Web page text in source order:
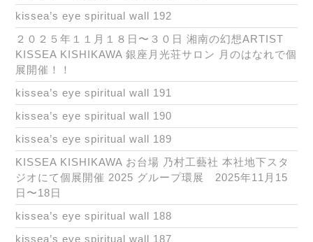
kissea’s eye spiritual wall 192
２０２５年１１月１８日〜３０日 湘南の幻想ARTIST
KISSEA KISHIKAWA 銀座月光荘サロン 月のはなれで個
展開催！！
kissea’s eye spiritual wall 191
kissea’s eye spiritual wall 190
kissea’s eye spiritual wall 189
KISSEA KISHIKAWA お台場 乃村工藝社 本社地下スタ
ジオにて個展開催 2025 グループ環展 2025年11月15
日〜18日
kissea’s eye spiritual wall 188
kissea’s eye spiritual wall 187